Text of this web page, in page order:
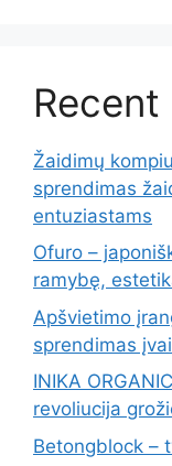
Žaidimų
sprendimas
entuziastams
Ofuro –
ramybę,
Apšvietimo
sprendimas
INIKA
revoliucija
Betongblock –